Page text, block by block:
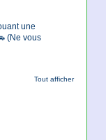
une
(Ne vous
Tout afficher